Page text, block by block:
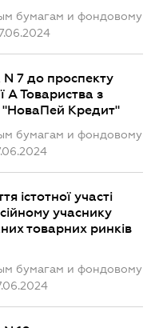
бумагам и фондовому
7 до проспекту
А Товариства з
"НоваПей Кредит"
бумагам и фондовому
істотної участі
учаснику
товарних ринків
бумагам и фондовому